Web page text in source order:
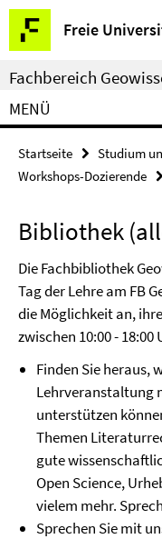
Springe
direkt
zu
Inhalt
Freie
Service-
Navigation
Fachbereich
MENÜ
Startseite Studium
Workshops-Dozierende
Bibliothek
Die Fachbibliothek
Tag der Lehre am FB
die Möglichkeit an,
zwischen 10:00 -
Finden Sie heraus,
Lehrveranstaltung
unterstützen
Themen
gute
Open Science,
vielem mehr.
Sprechen Sie mit